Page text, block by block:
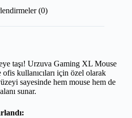
(0)
taşı! Urzuva Gaming XL Mouse
kullanıcıları için özel olarak
sayesinde hem mouse hem de
sunar.